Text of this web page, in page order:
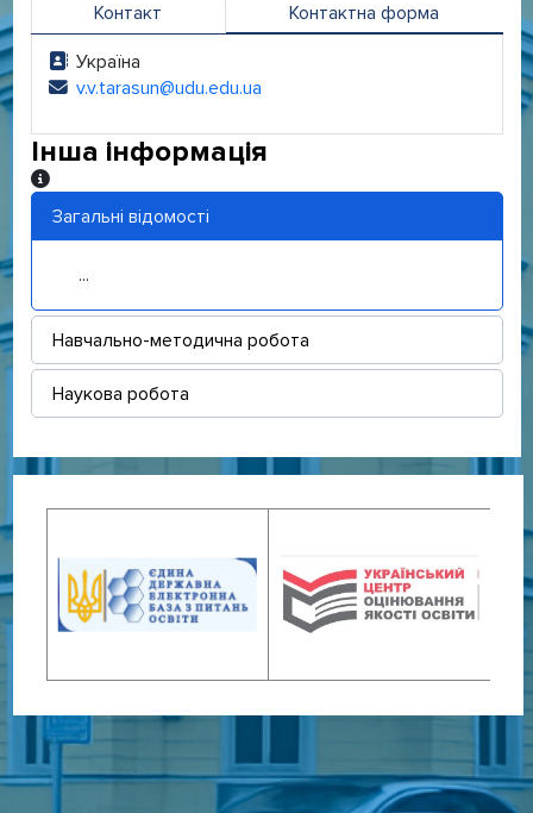
Контакт Контактна форма
Адреса:
Україна
Електронна адреса:
v.v.tarasun@udu.edu.ua
Інша інформація
Інша інформація
Загальні відомості
...
Навчально-методична робота
Наукова робота